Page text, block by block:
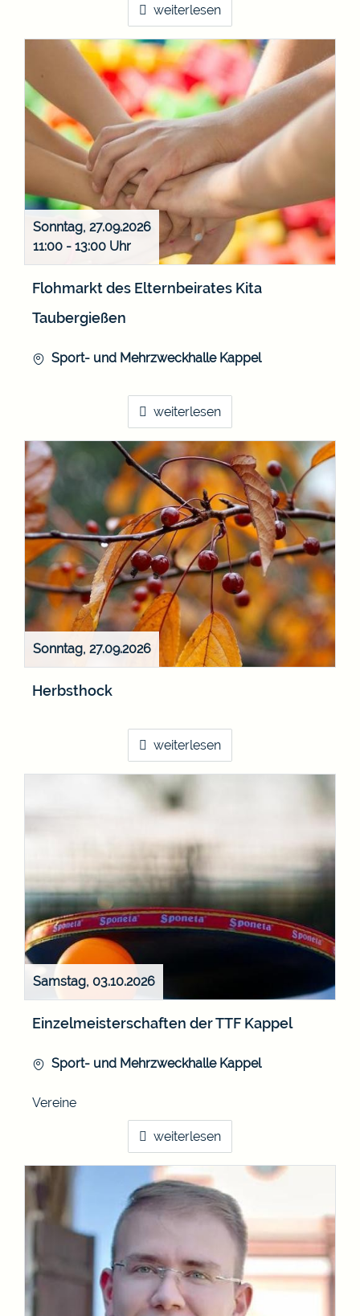
weiterlesen
Sonntag, 27.09.2026
11:00 - 13:00
Flohmarkt des Elternbeirates Kita
Taubergießen
Sport- und Mehrzweckhalle Kappel
weiterlesen
Sonntag, 27.09.2026
Herbsthock
weiterlesen
Samstag, 03.10.2026
Einzelmeisterschaften der TTF Kappel
Sport- und Mehrzweckhalle Kappel
Vereine
weiterlesen